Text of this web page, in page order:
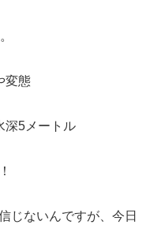
変態
深5メートル
じないんですが、今日